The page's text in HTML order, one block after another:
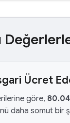
Ücret
göre,
daha somut bir